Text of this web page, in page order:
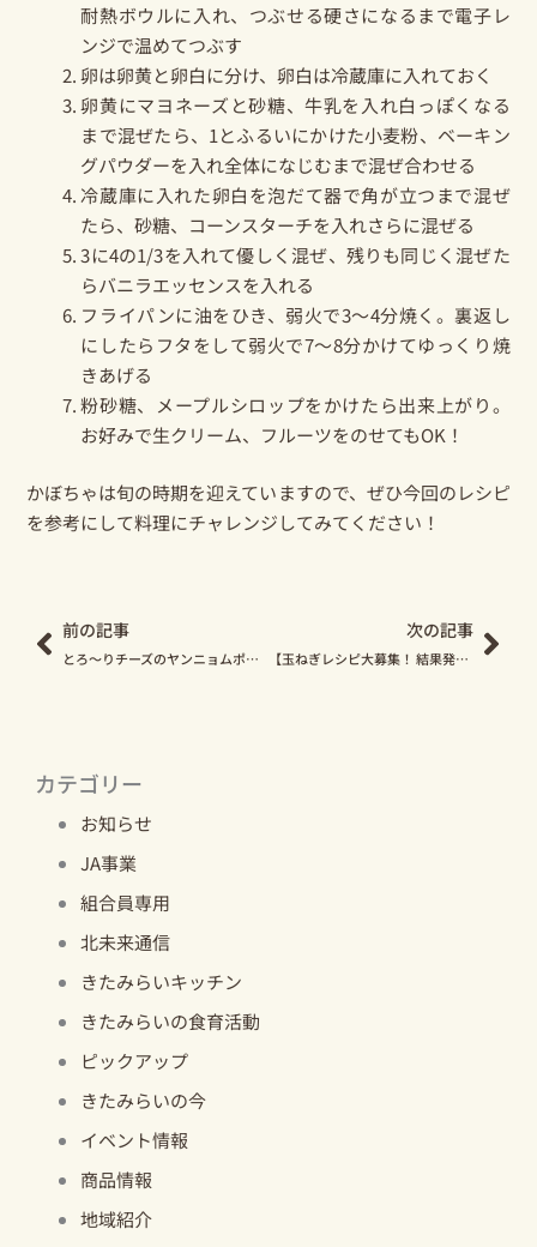
カテゴリー
お知らせ
JA事業
組合員専用
北未来通信
きたみらいキッチン
きたみらいの食育活動
ピックアップ
きたみらいの今
イベント情報
商品情報
地域紹介
耐熱ボウルに入れ、つぶせる硬さになるまで電子レ
ンジで温めてつぶす
卵は卵黄と卵白に分け、卵白は冷蔵庫に入れておく
卵黄にマヨネーズと砂糖、牛乳を入れ白っぽくなる
まで混ぜたら、1とふるいにかけた小麦粉、ベーキン
グパウダーを入れ全体になじむまで混ぜ合わせる
冷蔵庫に入れた卵白を泡だて器で角が立つまで混ぜ
たら、砂糖、コーンスターチを入れさらに混ぜる
3に4の1/3を入れて優しく混ぜ、残りも同じく混ぜた
らバニラエッセンスを入れる
フライパンに油をひき、弱火で3～4分焼く。裏返し
にしたらフタをして弱火で7～8分かけてゆっくり焼
きあげる
粉砂糖、メープルシロップをかけたら出来上がり。
お好みで生クリーム、フルーツをのせてもOK！
かぼちゃは旬の時期を迎えていますので、ぜひ今回のレシピ
を参考にして料理にチャレンジしてみてください！
前の記事
とろ～りチーズのヤンニョムポテトとチキン
次の記事
【玉ねぎレシピ大募集！ 結果発表】秋のキャンプ飯を３点ご紹介！ 皆さんも Let’s Try♪